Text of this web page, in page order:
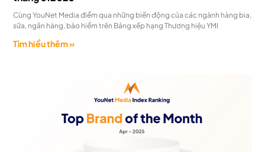
Cùng YouNet Media điểm qua những biến động của các ngành hàng bia,
sữa, ngân hàng, bảo hiểm trên Bảng xếp hạng Thương hiệu YMI
Tìm hiểu thêm »